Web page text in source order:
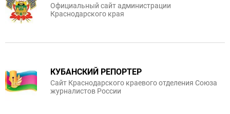
Официальный сайт администрации
Краснодарского края
КУБАНСКИЙ РЕПОРТЕР
Сайт Краснодарского краевого отделения Союза
журналистов России